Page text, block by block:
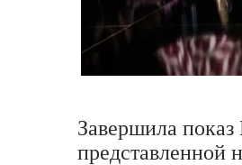
Завершила
представленной